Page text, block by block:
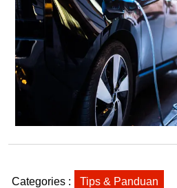
Categories : Tips & Panduan